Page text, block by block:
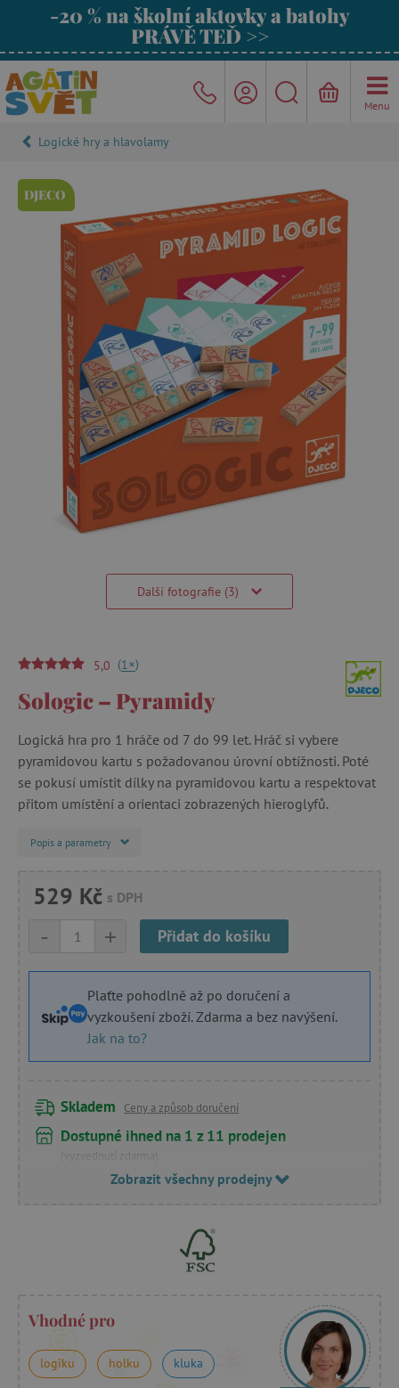
-20 % na školní aktovky a batohy
PRÁVĚ TEĎ >>
Menu
Logické hry a hlavolamy
DJECO
Další fotografie (3)
5,0 (1+)
Sologic – Pyramidy
Logická hra pro 1 hráče od 7 do 99 let. Hráč si vybere
pyramidovou kartu s požadovanou úrovní obtížnosti. Poté
se pokusí umístit dílky na pyramidovou kartu a respektovat
přitom umístění a orientaci zobrazených hieroglyfů.
Popis a parametry
529 Kč s DPH
+
- Přidat do košíku
Plaťte pohodlně až po doručení a
vyzkoušení zboží. Zdarma a bez navýšení.
Jak na to?
Skladem Ceny a způsob doručení
Dostupné ihned na 1 z 11 prodejen
(vyzvednutí zdarma)
Zobrazit všechny prodejny
Vhodné pro
logiku holku kluka